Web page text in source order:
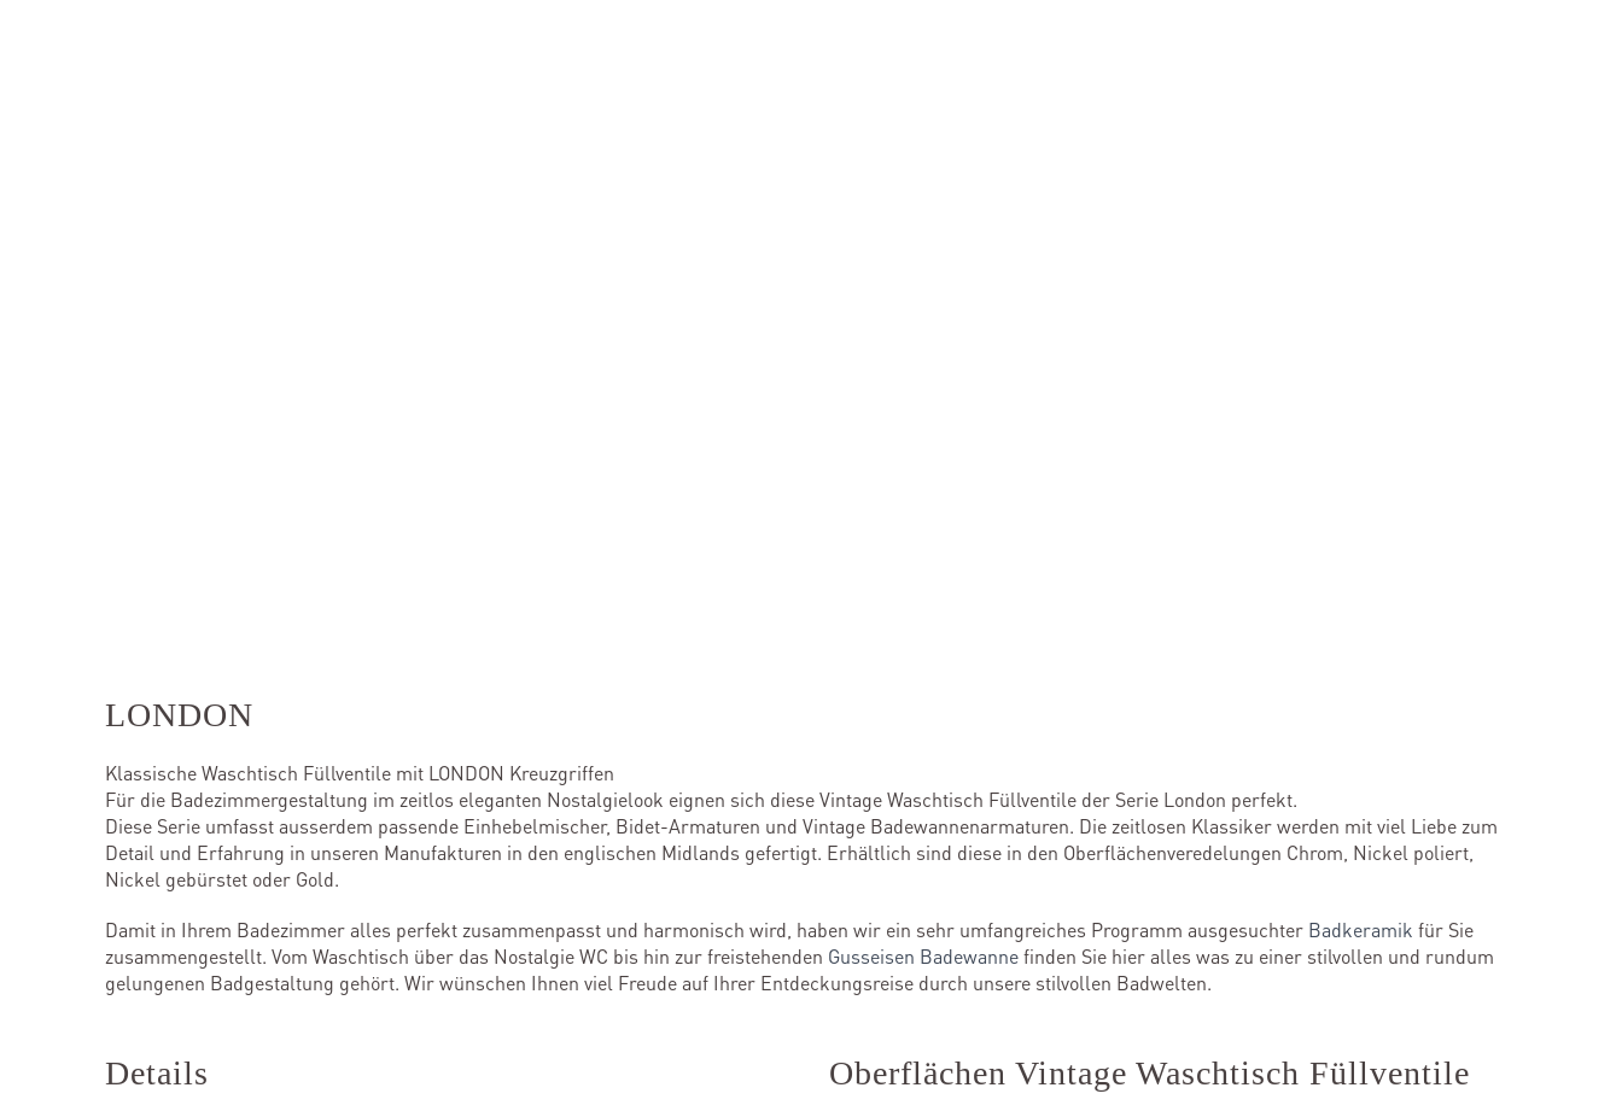
LONDON
Klassische Waschtisch Füllventile mit LONDON Kreuzgriffen
Für die Badezimmergestaltung im zeitlos eleganten Nostalgielook eignen sich diese Vintage Waschtisch Füllventile der Serie London perfekt.
Diese Serie umfasst ausserdem passende Einhebelmischer, Bidet-Armaturen und Vintage Badewannenarmaturen. Die zeitlosen Klassiker werden mit viel Liebe zum
Detail und Erfahrung in unseren Manufakturen in den englischen Midlands gefertigt. Erhältlich sind diese in den Oberflächenveredelungen Chrom, Nickel poliert,
Nickel gebürstet oder Gold.
Damit in Ihrem Badezimmer alles perfekt zusammenpasst und harmonisch wird, haben wir ein sehr umfangreiches Programm ausgesuchter Badkeramik für Sie
zusammengestellt. Vom Waschtisch über das Nostalgie WC bis hin zur freistehenden Gusseisen Badewannefinden Sie hier alles was zu einer stilvollen und rundum
gelungenen Badgestaltung gehört. Wir wünschen Ihnen viel Freude auf Ihrer Entdeckungsreise durch unsere stilvollen Badwelten.
Details Oberflächen Vintage Waschtisch Füllventile